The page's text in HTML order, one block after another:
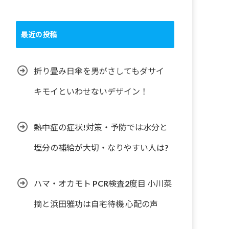
最近の投稿
折り畳み日傘を男がさしてもダサイ
キモイといわせないデザイン！
熱中症の症状!対策・予防では水分と
塩分の補給が大切・なりやすい人は?
ハマ・オカモト PCR検査2度目 小川菜
摘と浜田雅功は自宅待機 心配の声